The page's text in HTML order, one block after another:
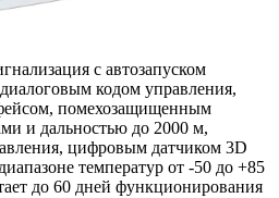
с автозапуском
кодом управления,
помехозащищенным
и дальностью до 2000 м,
цифровым датчиком 3D
температур от -50 до +85
до 60 дней функционирования